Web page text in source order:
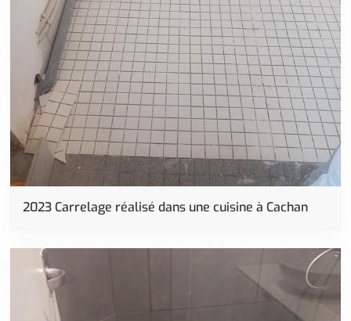
Carrelage
2023 Carrelage réalisé dans une cuisine à Cachan